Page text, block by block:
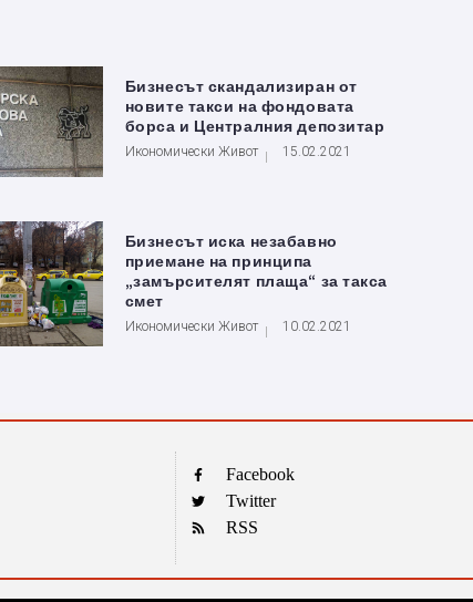
Бизнесът скандализиран от
новите такси на фондовата
борса и Централния депозитар
Икономически Живот 15.02.2021
Бизнесът иска незабавно
приемане на принципа
„замърсителят плаща“ за такса
смет
Икономически Живот 10.02.2021
Facebook
Twitter
RSS